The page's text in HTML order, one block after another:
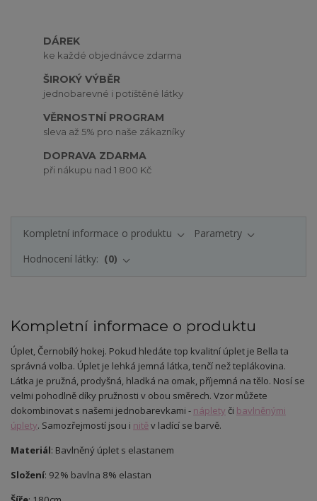
DÁREK
ke každé objednávce zdarma
ŠIROKÝ VÝBĚR
jednobarevné i potištěné látky
VĚRNOSTNÍ PROGRAM
sleva až 5% pro naše zákazníky
DOPRAVA ZDARMA
při nákupu nad 1 800 Kč
Kompletní informace o produktu
Parametry
Hodnocení látky:
0
Kompletní informace o produktu
Úplet, Černobílý hokej. Pokud hledáte top kvalitní úplet je Bella ta
správná volba. Úplet je lehká jemná látka, tenčí než teplákovina.
Látka je pružná, prodyšná, hladká na omak, příjemná na tělo. Nosí se
velmi pohodlně díky pružnosti v obou směrech. Vzor můžete
dokombinovat s našemi jednobarevkami - náplety či bavlněnými
úplety. Samozřejmostí jsou i nitěv ladící se barvě.
Materiál: Bavlněný úplet s elastanem
Složení: 92% bavlna 8% elastan